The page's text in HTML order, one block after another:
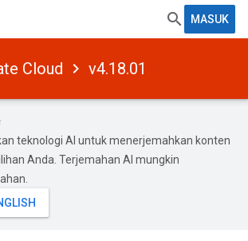
MASUK
Cloud v4.18.01
teknologi AI untuk menerjemahkan konten
Anda. Terjemahan AI mungkin